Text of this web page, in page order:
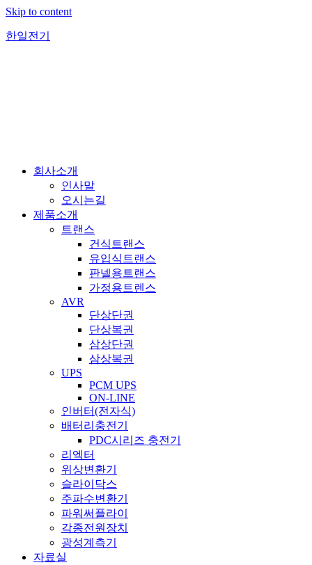
Skip to content
한일전기
회사소개
인사말
오시는길
제품소개
트랜스
건식트랜스
유입식트랜스
판넬용트랜스
가정용트렌스
AVR
단상단권
단상복권
삼상단권
삼상복권
UPS
PCM UPS
ON-LINE
인버터(전자식)
배터리충전기
PDC시리즈 충전기
리엑터
위상변환기
슬라이닥스
주파수변환기
파워써플라이
각종전원장치
광성계측기
자료실